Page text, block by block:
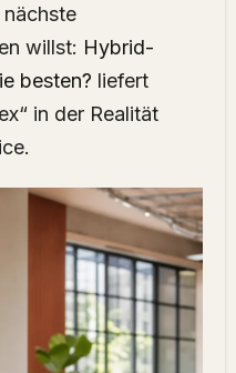
willst: Hybrid-
besten? liefert
in der Realität